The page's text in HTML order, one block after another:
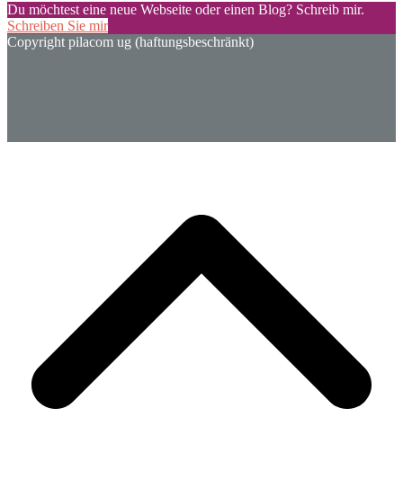
Du möchtest eine neue Webseite oder einen Blog? Schreib mir.
Schreiben Sie mir
Copyright pilacom ug (haftungsbeschränkt)